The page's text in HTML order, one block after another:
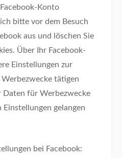
Konto
bitte vor dem Besuch
aus und löschen Sie
Über Ihr Facebook-
Einstellungen zur
tätigen
Daten für Werbezwecke
gelangen
bei Facebook: